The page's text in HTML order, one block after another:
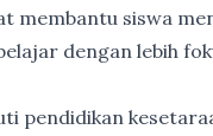
membantu siswa
dengan lebih
pendidikan